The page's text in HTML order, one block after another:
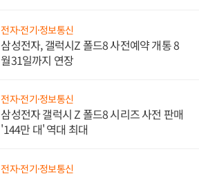
전자·전기·정보통신
삼성전자, 갤럭시Z 폴드8 사전예약 개통 8
월31일까지 연장
전자·전기·정보통신
삼성전자 갤럭시 Z 폴드8 시리즈 사전 판매
'144만 대' 역대 최대
전자·전기·정보통신